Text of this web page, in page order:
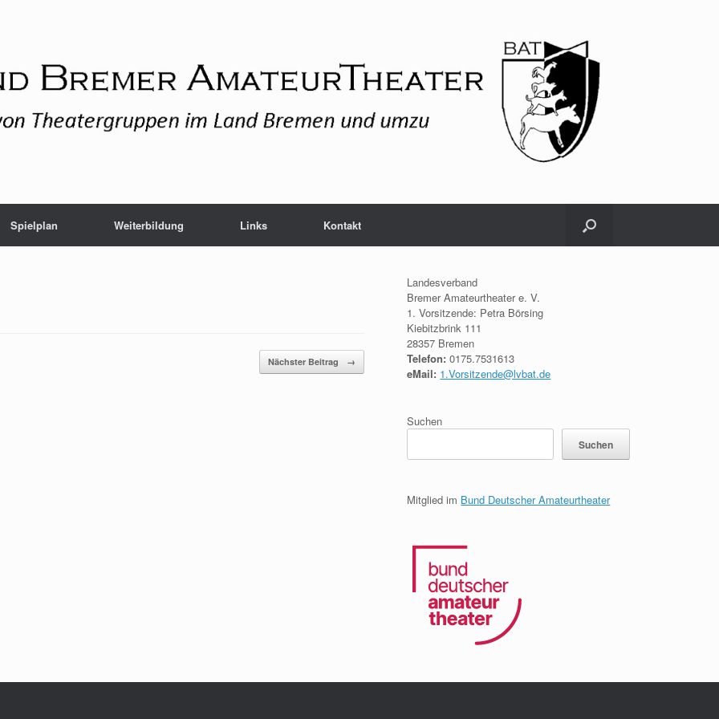
Spielplan Weiterbildung Links Kontakt
Nächster Beitrag →
Landesverband
Bremer Amateurtheater e. V.
1. Vorsitzende: Petra Börsing
Kiebitzbrink 111
28357 Bremen
Telefon: 0175.7531613
eMail: 1.Vorsitzende@lvbat.de
Suchen
Suchen
Mitglied im Bund Deutscher Amateurtheater